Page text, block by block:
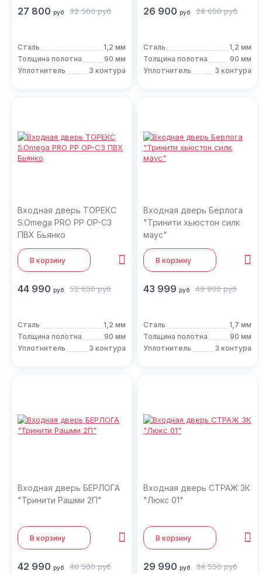
27 800 руб 32 500 руб
Сталь
1,2 мм
Толщина полотна
90 мм
Уплотнитель
3 контура
26 900 руб 28 650 руб
Сталь
1,2 мм
Толщина полотна
90 мм
Уплотнитель
3 контура
Входная дверь ТОРЕКС
S.Omega PRO PP OP-C3
ПВХ Бьянко
В корзину
44 990 руб 52 650 руб
Сталь
1,2 мм
Толщина полотна
90 мм
Уплотнитель
3 контура
Входная дверь Берлога
"Тринити хьюстон силк
маус"
В корзину
43 999 руб 49 900 руб
Сталь
1,7 мм
Толщина полотна
90 мм
Уплотнитель
3 контура
Входная дверь БЕРЛОГА
"Тринити Рашми 2П"
В корзину
42 990 руб 46 500 руб
Входная дверь СТРАЖ 3К
"Люкс 01"
В корзину
29 990 руб 34 550 руб